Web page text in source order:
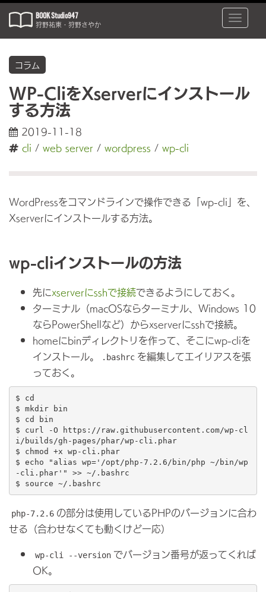
Toggle
BOOK Studio947
狩野祐東・狩野さやか
コラム
WP-CliをXserverにインストール
する方法
2019-11-18
cli / web server / wordpress / wp-cli
WordPressをコマンドラインで操作できる「wp-cli」を、
Xserverにインストールする方法。
wp-cliインストールの方法
先にxserverにsshで接続できるようにしておく。
ターミナル（macOSならターミナル、Windows 10
ならPowerShellなど）からxserverにsshで接続。
homeにbinディレクトリを作って、そこにwp-cliを
インストール。
.bashrc を編集してエイリアスを張
っておく。
$ cd
$ mkdir bin
$ cd bin
$ curl -O https://raw.githubusercontent.com/wp-cl
i/builds/gh-pages/phar/wp-cli.phar
$ chmod +x wp-cli.phar
$ echo "alias wp='/opt/php-7.2.6/bin/php ~/bin/wp
-cli.phar'" >> ~/.bashrc
php-7.2.6 の部分は使用しているPHPのバージョンに合わ
せる（合わせなくても動くけど一応）
wp-cli --version でバージョン番号が返ってくれば
OK。